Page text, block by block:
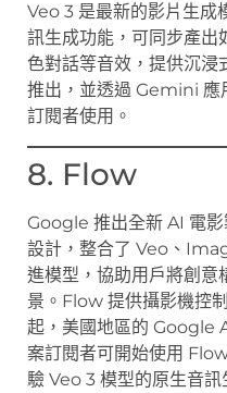
Veo 3 是最新的影片生成
訊生成功能，可同步產出
色對話等音效，提供沉浸
推出，並透過 Gemini
訂閱者使用。
8. Flow
Google 推出全新 AI 電
設計，整合了 Veo、
進模型，協助用戶將創意
景。Flow 提供攝影機控
起，美國地區的 Google
案訂閱者可開始使用
驗 Veo 3 模型的原生音